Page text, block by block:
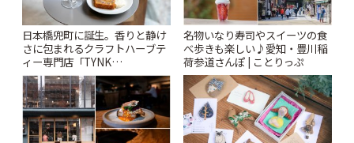
日本橋兜町に誕生。香りと静け
さに包まれるクラフトハーブテ
ィー専門店「TYNK
Kabutocho」 | ことりっぷ
名物いなり寿司やスイーツの食
べ歩きも楽しい♪愛知・豊川稲
荷参道さんぽ | ことりっぷ